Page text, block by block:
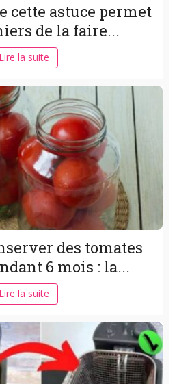
cette astuce permet
de la faire...
Lire la suite
des tomates
6 mois : la...
Lire la suite